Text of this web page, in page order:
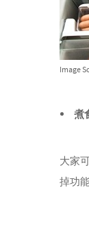
Image
煮
大家
掉功